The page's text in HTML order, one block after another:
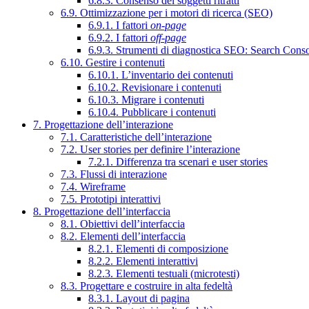
6.9. Ottimizzazione per i motori di ricerca (SEO)
6.9.1. I fattori on-page
6.9.2. I fattori off-page
6.9.3. Strumenti di diagnostica SEO: Search
6.10. Gestire i contenuti
6.10.1. L’inventario dei contenuti
6.10.2. Revisionare i contenuti
6.10.3. Migrare i contenuti
6.10.4. Pubblicare i contenuti
7. Progettazione dell’interazione
7.1. Caratteristiche dell’interazione
7.2. User stories per definire l’interazione
7.2.1. Differenza tra scenari e user stories
7.3. Flussi di interazione
7.4. Wireframe
7.5. Prototipi interattivi
8. Progettazione dell’interfaccia
8.1. Obiettivi dell’interfaccia
8.2. Elementi dell’interfaccia
8.2.1. Elementi di composizione
8.2.2. Elementi interattivi
8.2.3. Elementi testuali (microtesti)
8.3. Progettare e costruire in alta fedeltà
8.3.1. Layout di pagina